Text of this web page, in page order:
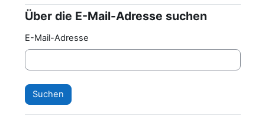
Über die E-Mail-Adresse suchen
Über die E-Mail-Adresse suchen
E-Mail-Adresse